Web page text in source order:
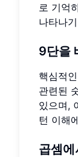
로 기억
나타나
9단을
핵심적
관련된
있으며,
턴 이해
곱셈에